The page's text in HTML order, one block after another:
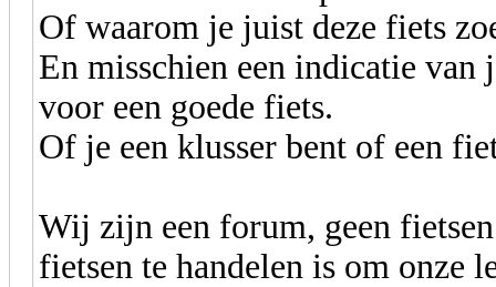
Of waarom je juist deze fiets
En misschien een indicatie
voor een goede fiets.
Of je een klusser bent of een
Wij zijn een forum, geen
fietsen te handelen is om onze